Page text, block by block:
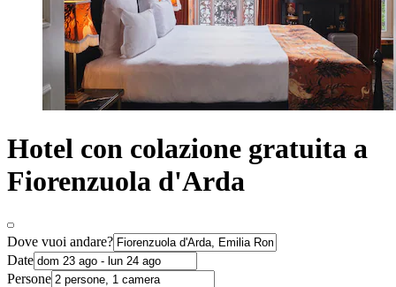
Hotel con colazione gratuita a
Fiorenzuola d'Arda
Dove vuoi andare?
Date
Persone